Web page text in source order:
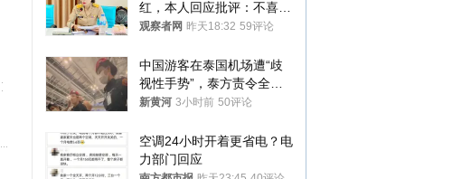
红，本人回应批评：不喜欢
就别看
观察者网 昨天18:32 59评论
中国游客在泰国机场遭“歧
视性手势”，泰方责令全面
调查，对责任人采取最严厉
新黄河 3小时前 50评论
空调24小时开着更省电？电
力部门回应